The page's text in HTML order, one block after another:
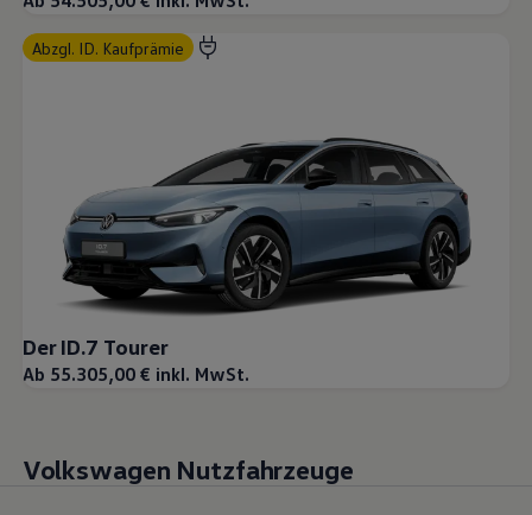
abzgl. ID. Kaufprämie
Der ID.7 Tourer
Ab 55.305,00 € inkl. MwSt.
Volkswagen Nutzfahrzeuge